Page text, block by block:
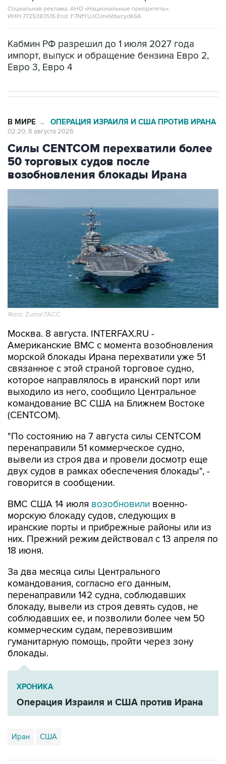
Кабмин РФ разрешил до 1 июля 2027 года
Евро 3, Евро 4
Силы CENTCOM перехватили более
50 торговых судов после
возобновления блокады Ирана
Фото: Zuma\ТАСС
Москва. 8 августа. INTERFAX.RU -
морской блокады Ирана перехватили уже 51
связанное с этой страной торговое судно,
которое направлялось в иранский порт или
выходило из него, сообщило Центральное
командование ВС США на Ближнем Востоке
(CENTCOM).
"По состоянию на 7 августа силы CENTCOM
вывели из строя два и провели досмотр еще
двух судов в рамках обеспечения блокады", -
говорится в сообщении.
ВМС США 14 июлявозобновили
иранские порты и прибрежные районы или из
них. Прежний режим действовал с 13 апреля по
18 июня.
За два месяца силы Центрального
перенаправили 142 судна, соблюдавших
блокаду, вывели из строя девять судов, не
соблюдавших ее, и позволили более чем 50
коммерческим судам, перевозившим
гуманитарную помощь, пройти через зону
блокады.
ХРОНИКА
Операция Израиля и США против Ирана
Иран США